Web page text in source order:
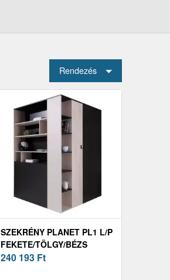
Rendezés
SZEKRÉNY PLANET PL1 L/P
FEKETE/TÖLGY/BÉZS
240 193 Ft